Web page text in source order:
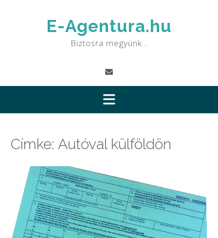
E-Agentura.hu
Biztosra megyünk…
Címke: Autóval külföldön